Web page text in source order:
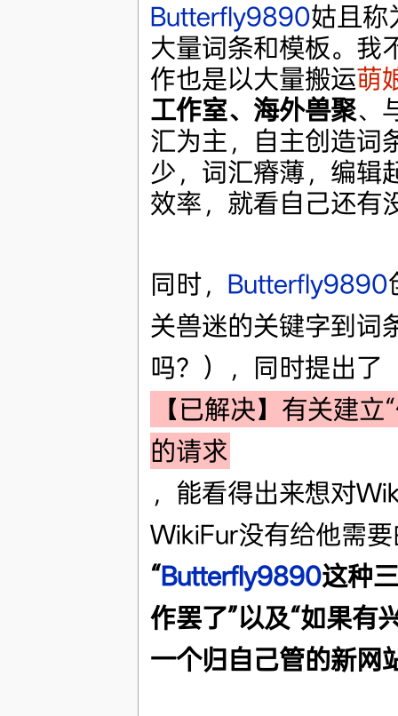
Butterfly9890姑且称
大量词条和模板。我
作也是以大量搬运萌
工作室、海外兽聚、
汇为主，自主创造词
少，词汇瘠薄，编辑
效率，就看自己还有
同时， Butterfly9890
关兽迷的关键字到词
吗？‎），同时提出了
【已解决】有关建
的请求
，能看得出来想对
WikiFur没有给他需
“Butterfly9890这种
作罢了”以及“如果有
一个归自己管的新网